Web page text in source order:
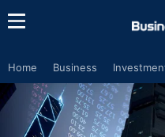
Home Business